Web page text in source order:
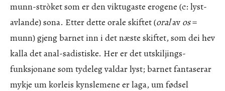
munn-stròket som er den viktugaste erogene (c: lyst-
avlande) sona. Etter dette orale skiftet (oralav os=
munn) gjeng barnet inn i det næste skiftet, som dei hev
kalla det anal-sadistiske. Her er det utskiljings-
funksjonane som tydeleg valdar lyst; barnet fantaserar
mykje um korleis kynslemene er laga, um fødsel